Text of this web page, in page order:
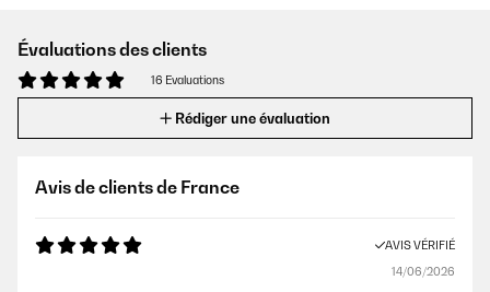
Évaluations des clients
16 Evaluations
Rédiger une évaluation
Avis de clients de France
AVIS VÉRIFIÉ
14/06/2026